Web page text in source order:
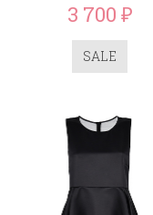
3 700 ₽
SALE